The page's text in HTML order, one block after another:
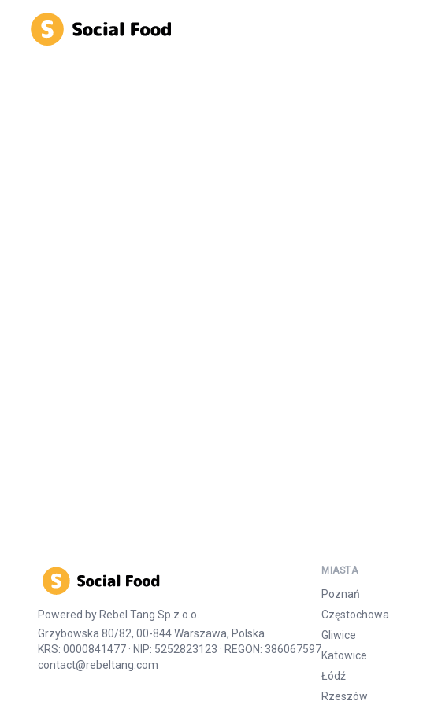
Powered byRebel Tang Sp.z o.o.
Grzybowska 80/82, 00-844 Warszawa, Polska
KRS: 0000841477 · NIP: 5252823123 · REGON: 386067597
contact@rebeltang.com
MIASTA
Poznań
Częstochowa
Gliwice
Katowice
Łódź
Rzeszów